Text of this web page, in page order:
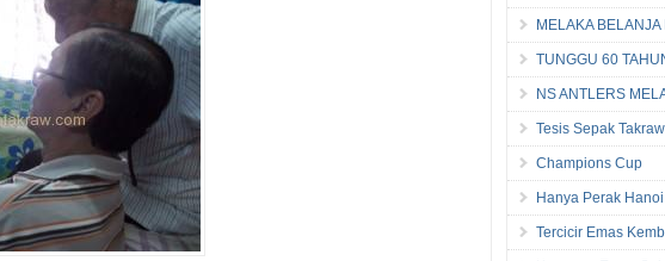
MELAKA
TUNGGU 60
NS ANTLERS
Tesis Sepak Takraw
Champions Cup
Hanya Perak Hanoi
Tercicir Emas